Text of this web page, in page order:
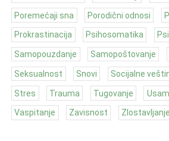
Poremećaji sna Porodični odnosi
Prokrastinacija Psihosomatika
Samopouzdanje Samopoštovanje
Seksualnost Snovi Socijalne
Stres Trauma Tugovanje
Vaspitanje Zavisnost Zlostavljanje